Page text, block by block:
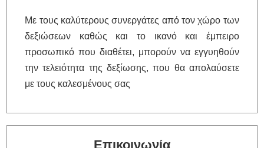
Με τους καλύτερους συνεργάτες από τον χώρο των
δεξιώσεων καθώς και το ικανό και έμπειρο
προσωπικό που διαθέτει, μπορούν να εγγυηθούν
την τελειότητα της δεξίωσης, που θα απολαύσετε
με τους καλεσμένους σας
Επικοινωνία